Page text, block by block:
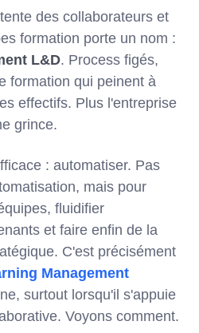
des collaborateurs et
formation porte un nom :
L&D. Process figés,
formation qui peinent à
effectifs. Plus l'entreprise
grince.
: automatiser. Pas
mais pour
fluidifier
et faire enfin de la
C'est précisément
Management
surtout lorsqu'il s'appuie
Voyons comment.